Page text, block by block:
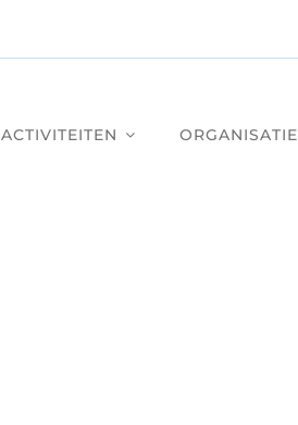
ACTIVITEITEN ORGANISATIE